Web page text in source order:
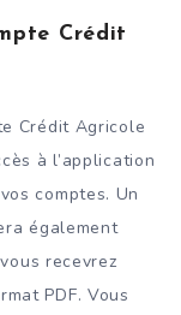
Crédit
Crédit Agricole
à l’application
comptes. Un
également
recevrez
PDF. Vous